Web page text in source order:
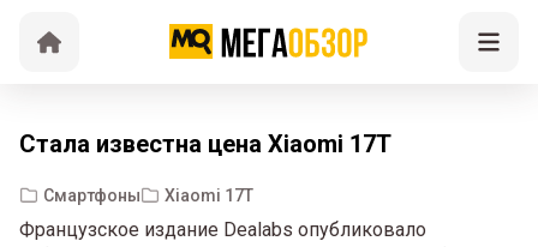
Стала известна цена Xiaomi 17T
Смартфоны Xiaomi 17T
Французское издание Dealabs опубликовало